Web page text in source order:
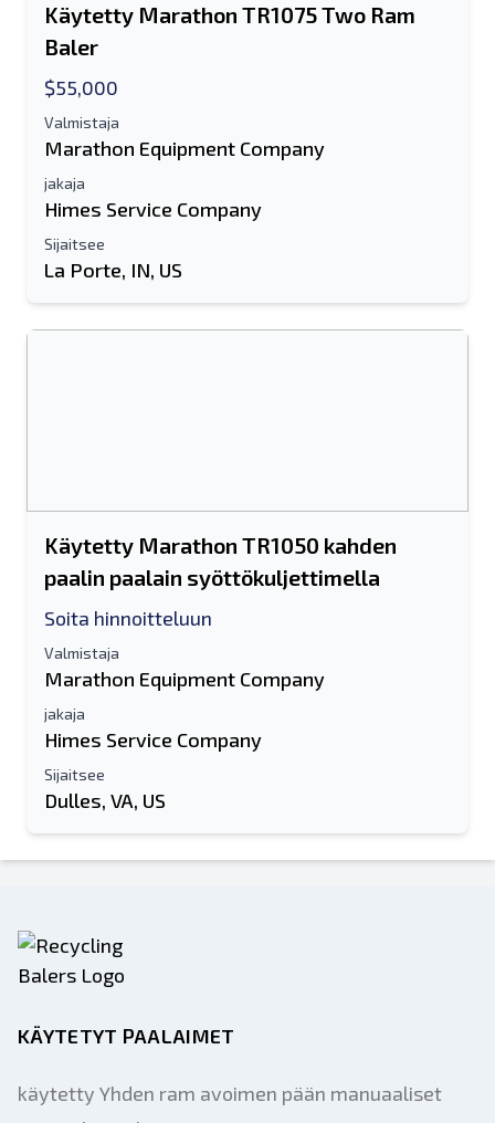
Käytetty Marathon TR1075 Two Ram
Baler
$55,000
Valmistaja
Marathon Equipment Company
jakaja
Himes Service Company
Sijaitsee
La Porte, IN, US
Käytetty Marathon TR1050 kahden
paalin paalain syöttökuljettimella
Soita hinnoitteluun
Valmistaja
Marathon Equipment Company
jakaja
Himes Service Company
Sijaitsee
Dulles, VA, US
KÄYTETYT PAALAIMET
käytetty Yhden ram avoimen pään manuaaliset